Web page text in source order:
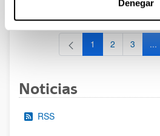
Denegar
al 30/07/2026 (ambos incluídos)
Página
1 Página
2 Página
3 ...
Noticias
RSS